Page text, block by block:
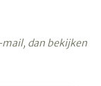
dan bekijken